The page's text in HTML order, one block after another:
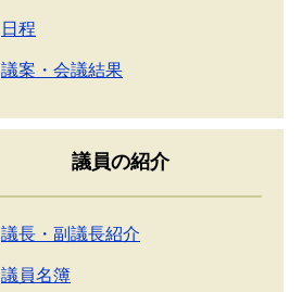
日程
議案・会議結果
議員の紹介
議長・副議長紹介
議員名簿